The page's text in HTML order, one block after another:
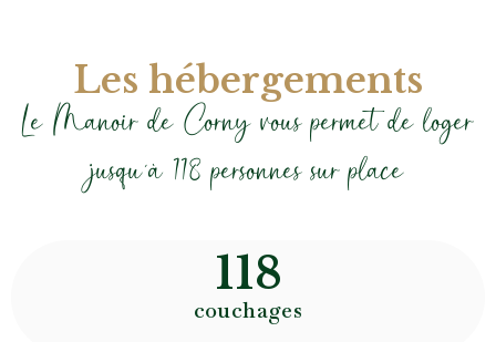
Les hébergements
Le Manoir de Corny vous permet de loger
jusqu'à 118 personnes sur place
118
couchages